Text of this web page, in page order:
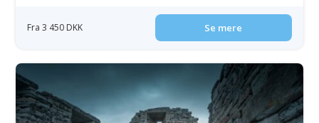
Fra 3 450 DKK Se mere